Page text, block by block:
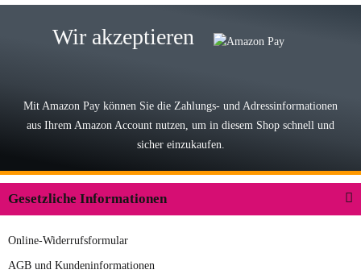
Lieferung, man kann bedenkenlos
Der Koffer macht einen sehr soliden
Wir akzeptieren
Mit Amazon Pay können Sie die Zahlungs- und Adressinformationen
aus Ihrem Amazon Account nutzen, um in diesem Shop schnell und
sicher einzukaufen.
Gesetzliche Informationen
Online-Widerrufsformular
AGB und Kundeninformationen